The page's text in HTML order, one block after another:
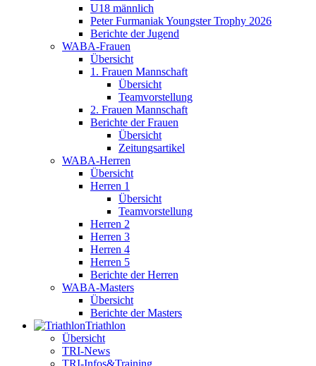
U18 männlich
Peter Furmaniak Youngster Trophy 2026
Berichte der Jugend
WABA-Frauen
Übersicht
1. Frauen Mannschaft
Übersicht
Teamvorstellung
2. Frauen Mannschaft
Berichte der Frauen
Übersicht
Zeitungsartikel
WABA-Herren
Übersicht
Herren 1
Übersicht
Teamvorstellung
Herren 2
Herren 3
Herren 4
Herren 5
Berichte der Herren
WABA-Masters
Übersicht
Berichte der Masters
Triathlon
Übersicht
TRI-News
TRI-Infos&Training